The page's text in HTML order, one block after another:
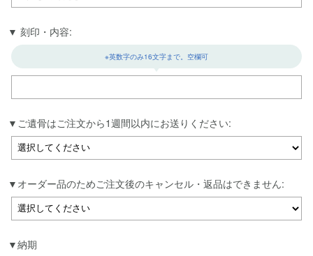
刻印・内容:
※英数字のみ16文字まで。空欄可
ご遺骨はご注文から1週間以内にお送りください:
オーダー品のためご注文後のキャンセル・返品はできません:
納期